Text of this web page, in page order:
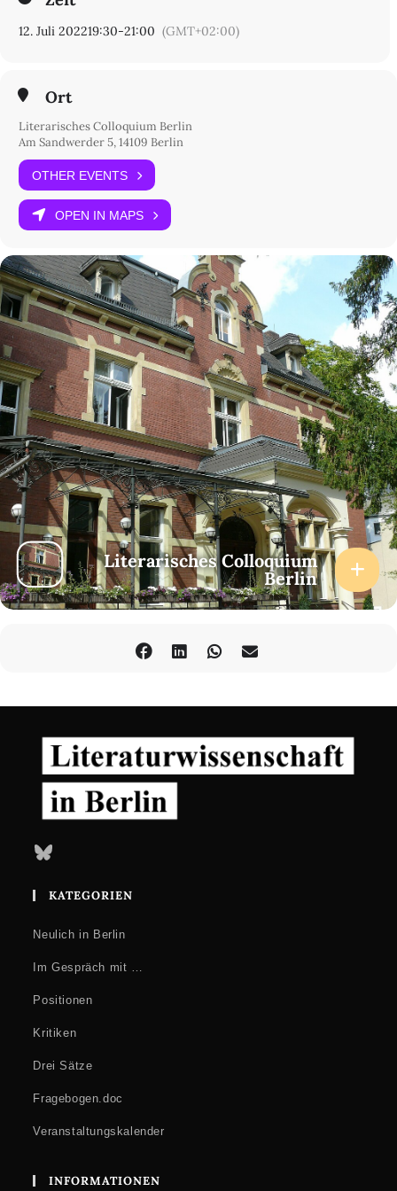
12. Juli 202219:30-21:00 (GMT+02:00)
Ort
Literarisches Colloquium Berlin
Am Sandwerder 5, 14109 Berlin
OTHER EVENTS
OPEN IN MAPS
Literarisches Colloquium
Berlin
Bluesky
KATEGORIEN
Neulich in Berlin
Im Gespräch mit …
Positionen
Kritiken
Drei Sätze
Fragebogen.doc
Veranstaltungskalender
INFORMATIONEN